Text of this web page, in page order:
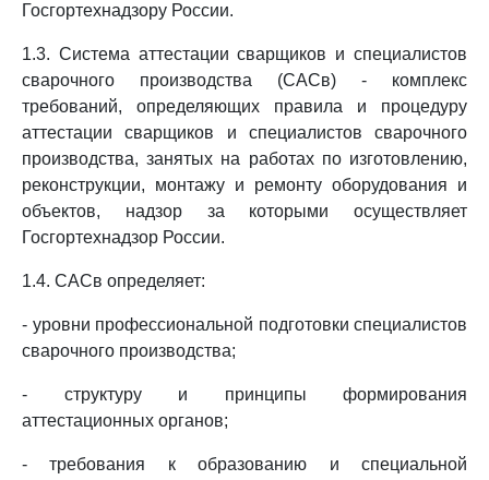
Госгортехнадзору России.
1.3. Система аттестации сварщиков и специалистов
сварочного производства (САСв) - комплекс
требований, определяющих правила и процедуру
аттестации сварщиков и специалистов сварочного
производства, занятых на работах по изготовлению,
реконструкции, монтажу и ремонту оборудования и
объектов, надзор за которыми осуществляет
Госгортехнадзор России.
1.4. САСв определяет:
- уровни профессиональной подготовки специалистов
сварочного производства;
- структуру и принципы формирования
аттестационных органов;
- требования к образованию и специальной